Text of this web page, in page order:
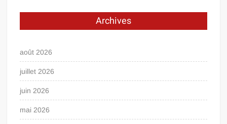
Archives
août 2026
juillet 2026
juin 2026
mai 2026